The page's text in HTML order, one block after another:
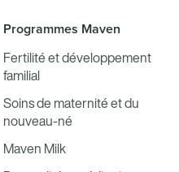
Programmes Maven
Fertilité et développement
familial
Soins de maternité et du
nouveau-né
Maven Milk